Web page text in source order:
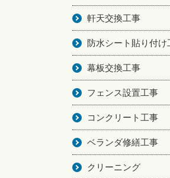
軒天交換工事
防水シート貼り付け
幕板交換工事
フェンス設置工事
コンクリート工事
ベランダ修繕工事
クリーニング